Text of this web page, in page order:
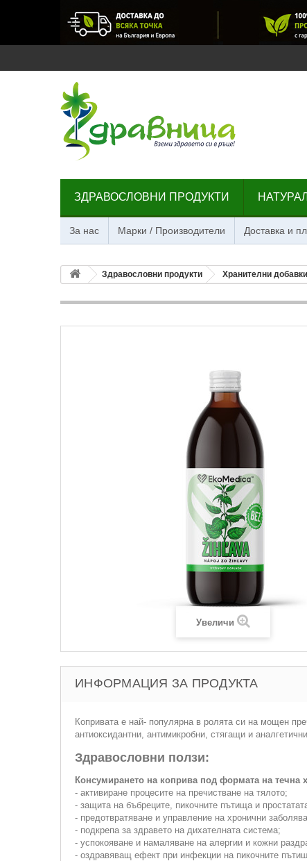
ЗДРАВОСЛОВНИ ПРОДУКТИ
За нас Марки / Производители Доставка и
Здравословни продукти Хранителни добавки
Увеличи
ИНФОРМАЦИЯ ЗА ПРОДУКТА
Копривата е най- популярна в ролята си на мощен
антиоксидантни, антимикробни, стягащи и
Здравословни ползи:
Консумирането на коприва под формата на течна
- активиране процесите на пречистване на тялото;
- защита на бъбреците, пикочните пътища и
- предотвратяване и управление на хронични
- подкрепа за здравето на дихателната система;
- успокояване и намаляване на алергии и кожни
- оздравяващ ефект при инфекции на пикочните